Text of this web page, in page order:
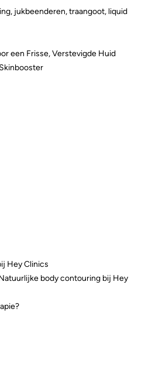
jukbeenderen, traangoot, liquid
een Frisse, Verstevigde Huid
Hey Clinics
body contouring bij Hey